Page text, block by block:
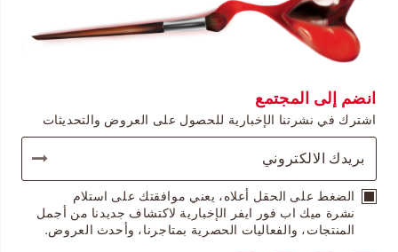
انضم إلى المجتمع
اشترك في نشرتنا الإخبارية للحصول على العروض والتحديثات
الضغط على الحقل أعلاه، يعني موافقتك على استلام
نشرة ميك اب فور ايفر الإخبارية لاكتشاف جديدنا من أجمل
المنتجات، والفعاليات الحصرية بمتاجرنا، وأحدث العروض.